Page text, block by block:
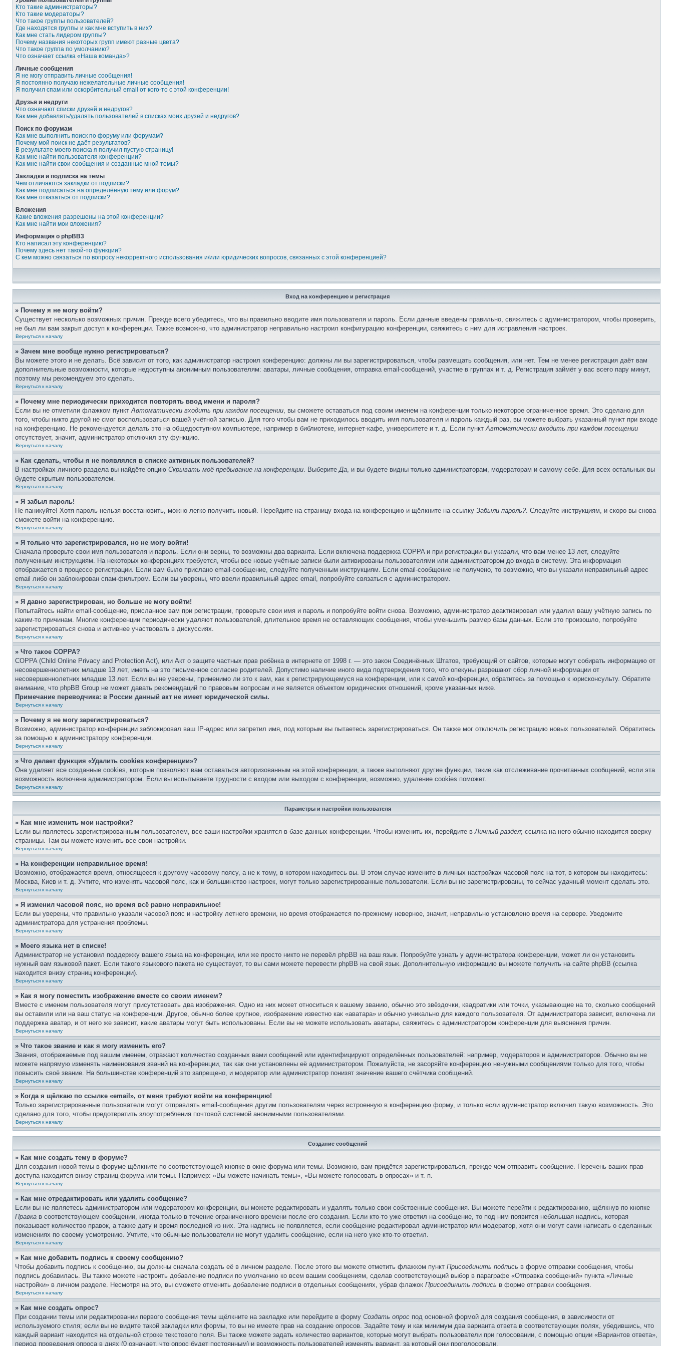
Кто такие администраторы?
Кто такие модераторы?
Что такое группы пользователей?
Где находятся группы и как мне вступить в них?
Как мне стать лидером группы?
Почему названия некоторых групп имеют разные цвета?
Что такое группа по умолчанию?
Что означает ссылка «Наша команда»?
Личные сообщения
Я не могу отправить личные сообщения!
Я постоянно получаю нежелательные личные сообщения!
Я получил спам или оскорбительный email от кого-то с этой конференции!
Друзья и недруги
Что означают списки друзей и недругов?
Как мне добавлять/удалять пользователей в списках моих друзей и недругов?
Поиск по форумам
Как мне выполнить поиск по форуму или форумам?
Почему мой поиск не даёт результатов?
В результате моего поиска я получил пустую страницу!
Как мне найти пользователя конференции?
Как мне найти свои сообщения и созданные мной темы?
Закладки и подписка на темы
Чем отличаются закладки от подписки?
Как мне подписаться на определённую тему или форум?
Как мне отказаться от подписки?
Вложения
Какие вложения разрешены на этой конференции?
Как мне найти мои вложения?
Информация о phpBB3
Кто написал эту конференцию?
Почему здесь нет такой-то функции?
С кем можно связаться по вопросу некорректного использования и/или юридических вопросов, связанных с этой конференцией?
Вход на конференцию и регистрация
» Почему я не могу войти?
Существует несколько возможных причин. Прежде всего убедитесь, что вы правильно вводите имя пользователя и пароль. Если данные введены правильно, свяжитесь с администратором, чтобы проверить,
не был ли вам закрыт доступ к конференции. Также возможно, что администратор неправильно настроил конфигурацию конференции, свяжитесь с ним для исправления настроек.
Вернуться к началу
» Зачем мне вообще нужно регистрироваться?
Вы можете этого и не делать. Всё зависит от того, как администратор настроил конференцию: должны ли вы зарегистрироваться, чтобы размещать сообщения, или нет. Тем не менее регистрация даёт вам
дополнительные возможности, которые недоступны анонимным пользователям: аватары, личные сообщения, отправка email-сообщений, участие в группах и т. д. Регистрация займёт у вас всего пару минут,
поэтому мы рекомендуем это сделать.
Вернуться к началу
» Почему мне периодически приходится повторять ввод имени и пароля?
Если вы не отметили флажком пунктАвтоматически входить при каждом посещении, вы сможете оставаться под своим именем на конференции только некоторое ограниченное время. Это сделано для
того, чтобы никто другой не смог воспользоваться вашей учётной записью. Для того чтобы вам не приходилось вводить имя пользователя и пароль каждый раз, вы можете выбрать указанный пункт при входе
на конференцию. Не рекомендуется делать это на общедоступном компьютере, например в библиотеке, интернет-кафе, университете и т. д. Если пунктАвтоматически входить при каждом посещении
отсутствует, значит, администратор отключил эту функцию.
Вернуться к началу
» Как сделать, чтобы я не появлялся в списке активных пользователей?
В настройках личного раздела вы найдёте опцию Скрывать моё пребывание на конференции. ВыберитеДа, и вы будете видны только администраторам, модераторам и самому себе. Для всех остальных вы
будете скрытым пользователем.
Вернуться к началу
» Я забыл пароль!
Не паникуйте! Хотя пароль нельзя восстановить, можно легко получить новый. Перейдите на страницу входа на конференцию и щёлкните на ссылку Забыли пароль?. Следуйте инструкциям, и скоро вы снова
сможете войти на конференцию.
Вернуться к началу
» Я только что зарегистрировался, но не могу войти!
Сначала проверьте свои имя пользователя и пароль. Если они верны, то возможны два варианта. Если включена поддержка COPPA и при регистрации вы указали, что вам менее 13 лет, следуйте
полученным инструкциям. На некоторых конференциях требуется, чтобы все новые учётные записи были активированы пользователями или администратором до входа в систему. Эта информация
отображается в процессе регистрации. Если вам было прислано email-сообщение, следуйте полученным инструкциям. Если email-сообщение не получено, то возможно, что вы указали неправильный адрес
email либо он заблокирован спам-фильтром. Если вы уверены, что ввели правильный адрес email, попробуйте связаться с администратором.
Вернуться к началу
» Я давно зарегистрирован, но больше не могу войти!
Попытайтесь найти email-сообщение, присланное вам при регистрации, проверьте свои имя и пароль и попробуйте войти снова. Возможно, администратор деактивировал или удалил вашу учётную запись по
каким-то причинам. Многие конференции периодически удаляют пользователей, длительное время не оставляющих сообщения, чтобы уменьшить размер базы данных. Если это произошло, попробуйте
зарегистрироваться снова и активнее участвовать в дискуссиях.
Вернуться к началу
» Что такое COPPA?
COPPA (Child Online Privacy and Protection Act), или Акт о защите частных прав ребёнка в интернете от 1998 г. — это закон Соединённых Штатов, требующий от сайтов, которые могут собирать информацию от
несовершеннолетних младше 13 лет, иметь на это письменное согласие родителей. Допустимо наличие иного вида подтверждения того, что опекуны разрешают сбор личной информации от
несовершеннолетних младше 13 лет. Если вы не уверены, применимо ли это к вам, как к регистрирующемуся на конференции, или к самой конференции, обратитесь за помощью к юрисконсульту. Обратите
внимание, что phpBB Group не может давать рекомендаций по правовым вопросам и не является объектом юридических отношений, кроме указанных ниже.
Примечание переводчика: в России данный акт не имеет юридической силы.
Вернуться к началу
» Почему я не могу зарегистрироваться?
Возможно, администратор конференции заблокировал ваш IP-адрес или запретил имя, под которым вы пытаетесь зарегистрироваться. Он также мог отключить регистрацию новых пользователей. Обратитесь
за помощью к администратору конференции.
Вернуться к началу
» Что делает функция «Удалить cookies конференции»?
Она удаляет все созданные cookies, которые позволяют вам оставаться авторизованным на этой конференции, а также выполняют другие функции, такие как отслеживание прочитанных сообщений, если эта
возможность включена администратором. Если вы испытываете трудности с входом или выходом с конференции, возможно, удаление cookies поможет.
Вернуться к началу
Параметры и настройки пользователя
» Как мне изменить мои настройки?
Если вы являетесь зарегистрированным пользователем, все ваши настройки хранятся в базе данных конференции. Чтобы изменить их, перейдите вЛичный раздел; ссылка на него обычно находится вверху
страницы. Там вы можете изменить все свои настройки.
Вернуться к началу
» На конференции неправильное время!
Возможно, отображается время, относящееся к другому часовому поясу, а не к тому, в котором находитесь вы. В этом случае измените в личных настройках часовой пояс на тот, в котором вы находитесь:
Москва, Киев и т. д. Учтите, что изменять часовой пояс, как и большинство настроек, могут только зарегистрированные пользователи. Если вы не зарегистрированы, то сейчас удачный момент сделать это.
Вернуться к началу
» Я изменил часовой пояс, но время всё равно неправильное!
Если вы уверены, что правильно указали часовой пояс и настройку летнего времени, но время отображается по-прежнему неверное, значит, неправильно установлено время на сервере. Уведомите
администратора для устранения проблемы.
Вернуться к началу
» Моего языка нет в списке!
Администратор не установил поддержку вашего языка на конференции, или же просто никто не перевёл phpBB на ваш язык. Попробуйте узнать у администратора конференции, может ли он установить
нужный вам языковой пакет. Если такого языкового пакета не существует, то вы сами можете перевести phpBB на свой язык. Дополнительную информацию вы можете получить на сайте phpBB (ссылка
находится внизу страниц конференции).
Вернуться к началу
» Как я могу поместить изображение вместе со своим именем?
Вместе с именем пользователя могут присутствовать два изображения. Одно из них может относиться к вашему званию, обычно это звёздочки, квадратики или точки, указывающие на то, сколько сообщений
вы оставили или на ваш статус на конференции. Другое, обычно более крупное, изображение известно как «аватара» и обычно уникально для каждого пользователя. От администратора зависит, включена ли
поддержка аватар, и от него же зависит, какие аватары могут быть использованы. Если вы не можете использовать аватары, свяжитесь с администратором конференции для выяснения причин.
Вернуться к началу
» Что такое звание и как я могу изменить его?
Звания, отображаемые под вашим именем, отражают количество созданных вами сообщений или идентифицируют определённых пользователей: например, модераторов и администраторов. Обычно вы не
можете напрямую изменять наименования званий на конференции, так как они установлены её администратором. Пожалуйста, не засоряйте конференцию ненужными сообщениями только для того, чтобы
повысить своё звание. На большинстве конференций это запрещено, и модератор или администратор понизят значение вашего счётчика сообщений.
Вернуться к началу
» Когда я щёлкаю по ссылке «email», от меня требуют войти на конференцию!
Только зарегистрированные пользователи могут отправлять email-сообщения другим пользователям через встроенную в конференцию форму, и только если администратор включил такую возможность. Это
сделано для того, чтобы предотвратить злоупотребления почтовой системой анонимными пользователями.
Вернуться к началу
Создание сообщений
» Как мне создать тему в форуме?
Для создания новой темы в форуме щёлкните по соответствующей кнопке в окне форума или темы. Возможно, вам придётся зарегистрироваться, прежде чем отправить сообщение. Перечень ваших прав
доступа находится внизу страниц форума или темы. Например: «Вы можете начинать темы», «Вы можете голосовать в опросах» и т. п.
Вернуться к началу
» Как мне отредактировать или удалить сообщение?
Если вы не являетесь администратором или модератором конференции, вы можете редактировать и удалять только свои собственные сообщения. Вы можете перейти к редактированию, щёлкнув по кнопке
Правка в соответствующем сообщении, иногда только в течение ограниченного времени после его создания. Если кто-то уже ответил на сообщение, то под ним появится небольшая надпись, которая
показывает количество правок, а также дату и время последней из них. Эта надпись не появляется, если сообщение редактировал администратор или модератор, хотя они могут сами написать о сделанных
изменениях по своему усмотрению. Учтите, что обычные пользователи не могут удалить сообщение, если на него уже кто-то ответил.
Вернуться к началу
» Как мне добавить подпись к своему сообщению?
Чтобы добавить подпись к сообщению, вы должны сначала создать её в личном разделе. После этого вы можете отметить флажком пункт Присоединить подпись в форме отправки сообщения, чтобы
подпись добавилась. Вы также можете настроить добавление подписи по умолчанию ко всем вашим сообщениям, сделав соответствующий выбор в параграфе «Отправка сообщений» пункта «Личные
настройки» в личном разделе. Несмотря на это, вы сможете отменить добавление подписи в отдельных сообщениях, убрав флажок Присоединить подпись в форме отправки сообщения.
Вернуться к началу
» Как мне создать опрос?
При создании темы или редактировании первого сообщения темы щёлкните на закладке или перейдите в форму Создать опрос под основной формой для создания сообщения, в зависимости от
используемого стиля; если вы не видите такой закладки или формы, то вы не имеете прав на создание опросов. Задайте тему и как минимум два варианта ответа в соответствующих полях, убедившись, что
каждый вариант находится на отдельной строке текстового поля. Вы также можете задать количество вариантов, которые могут выбрать пользователи при голосовании, с помощью опции «Вариантов ответа»,
период проведения опроса в днях (0 означает, что опрос будет постоянным) и возможность пользователей изменять вариант, за который они проголосовали.